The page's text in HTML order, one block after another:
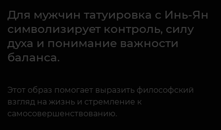
Для мужчин татуировка с Инь-Ян
символизирует контроль, силу
духа и понимание важности
баланса.
Этот образ помогает выразить философский
взгляд на жизнь и стремление к
самосовершенствованию.